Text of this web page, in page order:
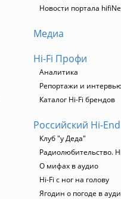
Новости портала
Медиа
Hi-Fi Профи
Аналитика
Репортажи и
Каталог Hi-Fi брендов
Российский Hi-End
Клуб "у Деда"
Радиолюбительство.
О мифах в аудио
Hi-Fi с ног на голову
Ягодин о погоде в